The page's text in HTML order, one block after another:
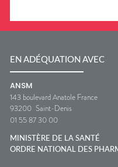
EN ADÉQUATION AVEC
ANSM
143 boulevard Anatole France
93200 Saint-Denis
01 55 87 30 00
MINISTÈRE DE LA SANTÉ
ORDRE NATIONAL DES